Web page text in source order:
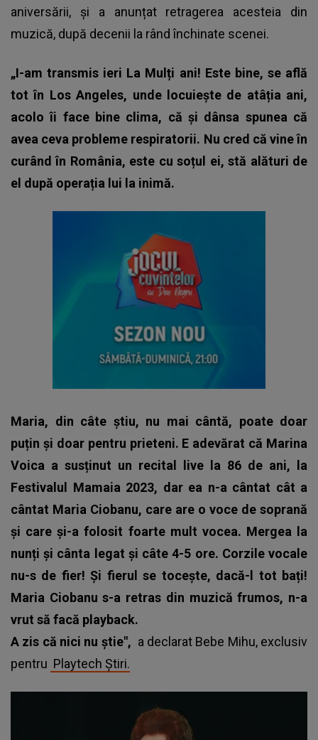
aniversării, și a anunțat retragerea acesteia din
muzică, după decenii la rând închinate scenei.
„I-am transmis ieri La Mulți ani! Este bine, se află
tot în Los Angeles, unde locuiește de atâția ani,
acolo îi face bine clima, că și dânsa spunea că
avea ceva probleme respiratorii. Nu cred că vine în
curând în România, este cu soțul ei, stă alături de
el după operația lui la inimă.
Maria, din câte știu, nu mai cântă, poate doar
puțin și doar pentru prieteni. E adevărat că Marina
Voica a susținut un recital live la 86 de ani, la
Festivalul Mamaia 2023, dar ea n-a cântat cât a
cântat Maria Ciobanu, care are o voce de soprană
și care și-a folosit foarte mult vocea. Mergea la
nunți și cânta legat și câte 4-5 ore. Corzile vocale
nu-s de fier! Și fierul se tocește, dacă-l tot bați!
Maria Ciobanu s-a retras din muzică frumos, n-a
vrut să facă playback.
A zis că nici nu știe", a declarat Bebe Mihu, exclusiv
pentru Playtech Știri.